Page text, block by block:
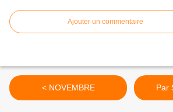
Ajouter un commentaire
< NOVEMBRE